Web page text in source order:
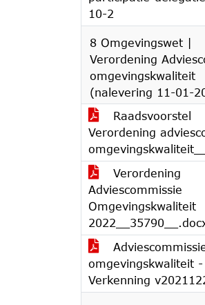
10-2
8 Omgevingswet |
Verordening
omgevingskwaliteit
(nalevering 11-01-
Raadsvoorstel
Verordening
Verordening
Adviescommissie
Omgevingskwaliteit
omgevingskwaliteit -
Verkenning